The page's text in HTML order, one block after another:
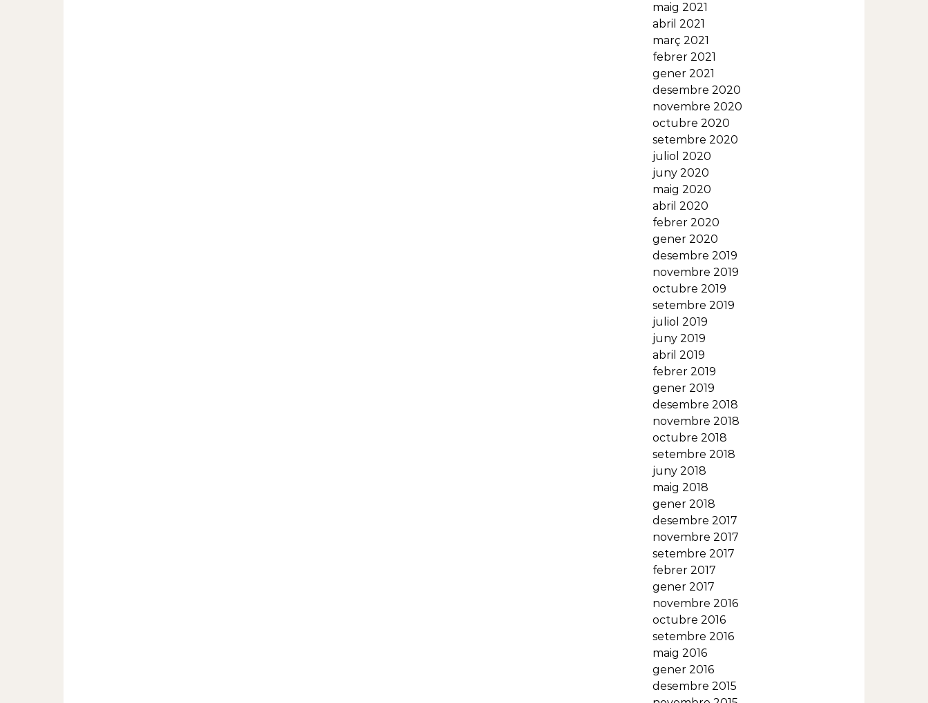
maig 2021
abril 2021
març 2021
febrer 2021
gener 2021
desembre 2020
novembre 2020
octubre 2020
setembre 2020
juliol 2020
juny 2020
maig 2020
abril 2020
febrer 2020
gener 2020
desembre 2019
novembre 2019
octubre 2019
setembre 2019
juliol 2019
juny 2019
abril 2019
febrer 2019
gener 2019
desembre 2018
novembre 2018
octubre 2018
setembre 2018
juny 2018
maig 2018
gener 2018
desembre 2017
novembre 2017
setembre 2017
febrer 2017
gener 2017
novembre 2016
octubre 2016
setembre 2016
maig 2016
gener 2016
desembre 2015